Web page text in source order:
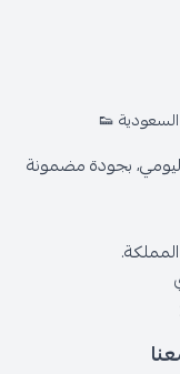
👟
بجودة مضمونة